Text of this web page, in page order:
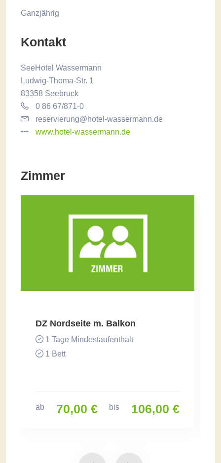
Ganzjährig
Kontakt
SeeHotel Wassermann
Ludwig-Thoma-Str. 1
83358 Seebruck
0 86 67/871-0
reservierung@hotel-wassermann.de
www.hotel-wassermann.de
Zimmer
DZ Nordseite m. Balkon
1 Tage Mindestaufenthalt
1 Bett
ab 70,00 € bis 106,00 €